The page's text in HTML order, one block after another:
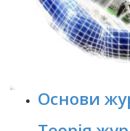
Основи